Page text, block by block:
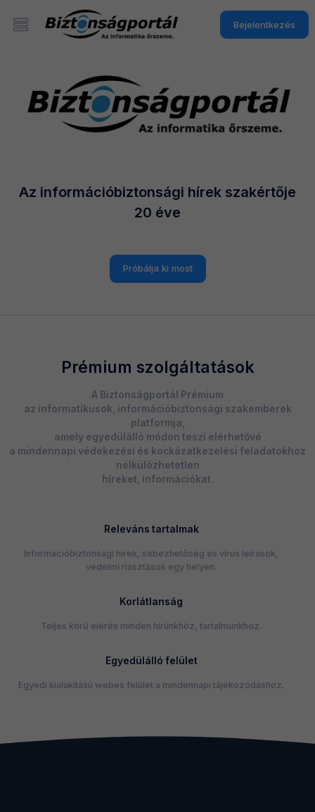
Bejelentkezés
Az információbiztonsági hírek szakértője
20 éve
Próbálja ki most
Prémium szolgáltatások
A Biztonságportál Prémium
az informatikusok, információbiztonsági szakemberek
platformja,
amely egyedülálló módon teszi elérhetővé
a mindennapi védekezési és kockázatkezelési feladatokhoz
nélkülözhetetlen
híreket, információkat.
Releváns tartalmak
Információbiztonsági hírek, sebezhetőség és vírus leírások,
védelmi riasztások egy helyen.
Korlátlanság
Teljes körű elérés minden hírünkhöz, tartalmunkhoz.
Egyedülálló felület
Egyedi kialakítású webes felület a mindennapi tájékozódáshoz.